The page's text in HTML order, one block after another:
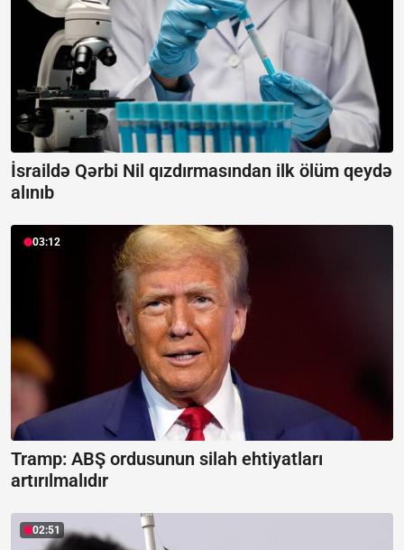
İsraildə Qərbi Nil qızdırmasından ilk ölüm qeydə
alınıb
03:12
Tramp: ABŞ ordusunun silah ehtiyatları
artırılmalıdır
02:51